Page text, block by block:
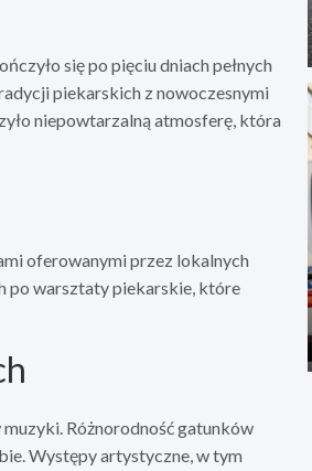
się po pięciu dniach pełnych
piekarskich z nowoczesnymi
niepowtarzalną atmosferę, która
oferowanymi przez lokalnych
po warsztaty piekarskie, które
Różnorodność gatunków
Występy artystyczne, w tym